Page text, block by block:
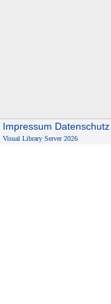
Impressum Datenschutz
Visual Library Server 2026